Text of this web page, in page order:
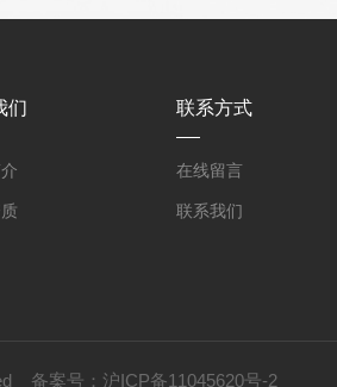
们 联系方式
在线留言
联系我们
备案号： 沪ICP备11045620号-2